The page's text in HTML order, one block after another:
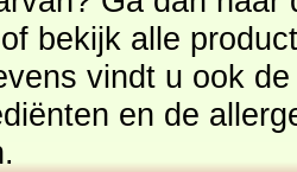
totaal overzicht of bekijk
en de